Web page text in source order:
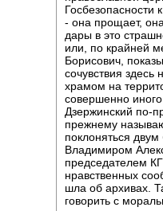
Госбезопасности
- она прощает,
дары в это
или, по крайней
Борисович,
сочувствия
храмом на
совершенно
Дзержинский по-
прежнему
поклоняться
Владимиром
председателем
нравственных
шла об архивах.
говорить с